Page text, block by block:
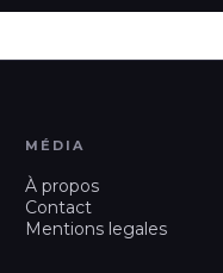
MÉDIA
À propos
Contact
Mentions legales